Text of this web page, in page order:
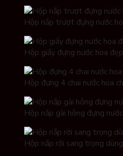
Hộp nắp trượt đựng nước
Hộp giấy đựng nước hoa
Hộp đựng 4 chai nước hoa
Hộp nắp gài hông đựng
Hộp nắp rời sang trọng